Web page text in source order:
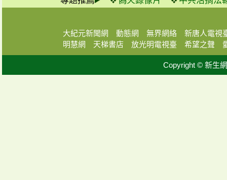
大紀元新聞網 動態網 無界網絡
新唐人電視
明慧網
天梯書店 放光明電視臺 希望之聲
Copyright © 新生